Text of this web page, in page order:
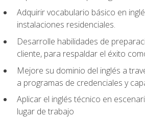
Adquirir vocabulario básico en
instalaciones residenciales.
Desarrolle habilidades de
cliente, para respaldar el éxito
Mejore su dominio del inglés a
a programas de credenciales y
Aplicar el inglés técnico en
lugar de trabajo